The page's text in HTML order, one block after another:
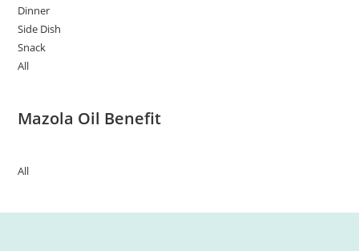
Dinner
Side Dish
Snack
All
Mazola Oil Benefit
All